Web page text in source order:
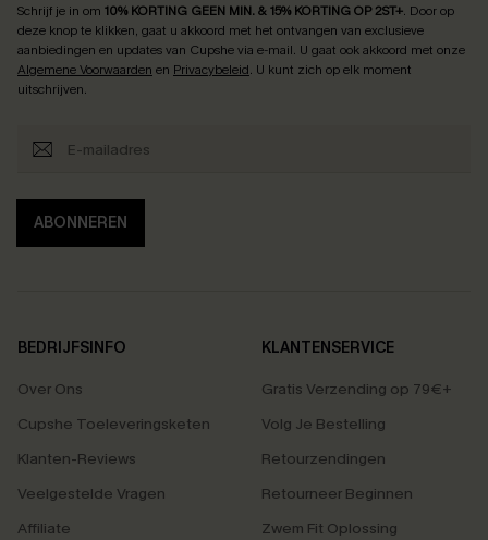
Schrijf je in om 10% KORTING GEEN MIN. & 15% KORTING OP 2ST+. Door op
deze knop te klikken, gaat u akkoord met het ontvangen van exclusieve
aanbiedingen en updates van Cupshe via e-mail. U gaat ook akkoord met onze
Algemene Voorwaarden en Privacybeleid. U kunt zich op elk moment
uitschrijven.
ABONNEREN
BEDRIJFSINFO
Over Ons
Cupshe Toeleveringsketen
Klanten-Reviews
Veelgestelde Vragen
Affiliate
KLANTENSERVICE
Gratis Verzending op 79€+
Volg Je Bestelling
Retourzendingen
Retourneer Beginnen
Zwem Fit Oplossing